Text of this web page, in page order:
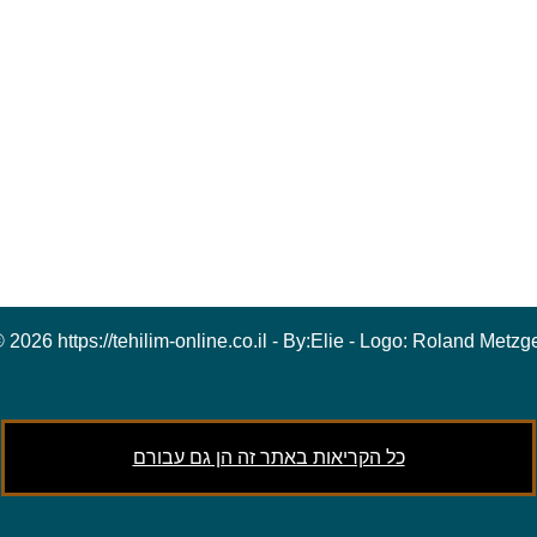
2026 https://tehilim-online.co.il - By:Elie- Logo: Roland
כל הקריאות באתר זה הן גם עבורם